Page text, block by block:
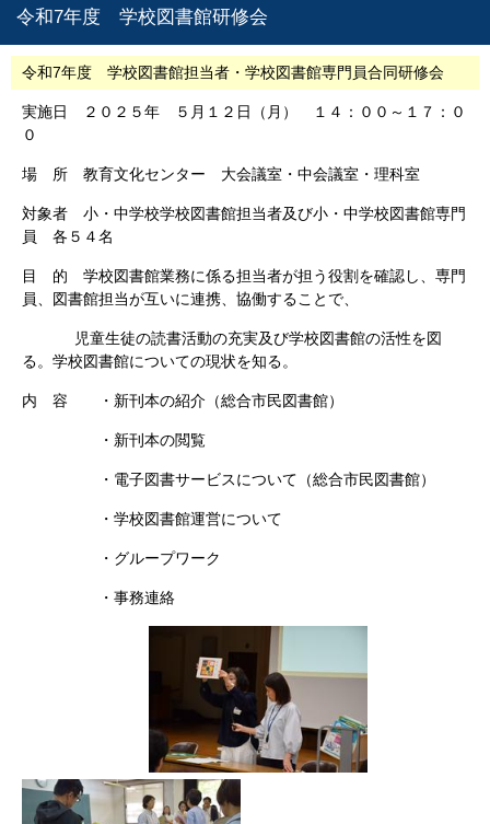
令和7年度 学校図書館研修会
令和7年度 学校図書館担当者・学校図書館専門員合同研修会
実施日
２０２５年 ５月１２日（月） １４：００～１７：０
０
場 所 教育文化センター 大会議室・中会議室・理科室
対象者 小・中学校学校図書館担当者及び小・中学校図書館専門
員 各５４名
目 的 学校図書館業務に係る担当者が担う役割を確認し、専門
員、図書館担当が互いに連携、協働することで、
児童生徒の読書活動の充実及び学校図書館の活性を図
る。学校図書館についての現状を知る。
内 容 ・新刊本の紹介 （総合市民図書館）
・新刊本の閲覧
・電子図書サービスについて（総合市民図書館）
・学校図書館運営について
・グループワーク
・事務連絡